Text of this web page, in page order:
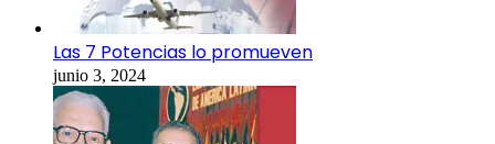
Las 7 Potencias lo promueven
junio 3, 2024